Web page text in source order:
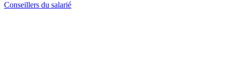
Conseillers du salarié